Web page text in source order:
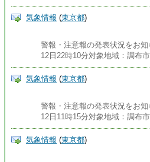
気象情報 (東京都)
警報・注意報の発表状況をお
12日22時10分対象地域：調布
気象情報 (東京都)
警報・注意報の発表状況をお
12日11時15分対象地域：調布
気象情報 (東京都)